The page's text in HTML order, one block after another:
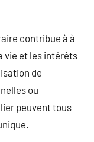
contribue à à
vie et les intérêts
de
ou
peuvent tous